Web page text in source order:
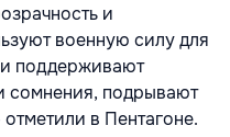
и
военную силу для
поддерживают
сомнения, подрывают
в Пентагоне.